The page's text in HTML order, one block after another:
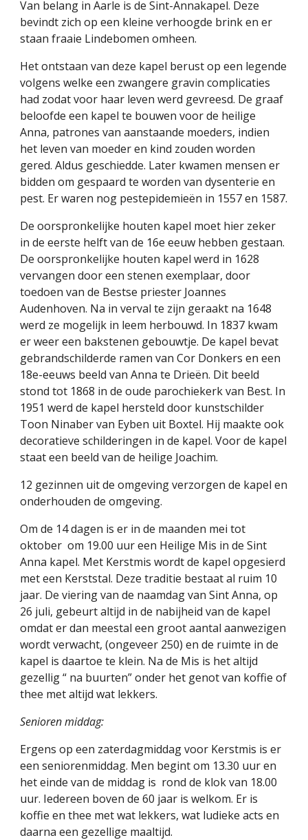
Van belang in Aarle is de Sint-Annakapel. Deze
bevindt zich op een kleine verhoogde brink en er
staan fraaie Lindebomen omheen.
Het ontstaan van deze kapel berust op een legende
volgens welke een zwangere gravin complicaties
had zodat voor haar leven werd gevreesd. De graaf
beloofde een kapel te bouwen voor de heilige
Anna, patrones van aanstaande moeders, indien
het leven van moeder en kind zouden worden
gered. Aldus geschiedde. Later kwamen mensen er
bidden om gespaard te worden van dysenterie en
pest. Er waren nog pestepidemieën in 1557 en 1587.
De oorspronkelijke houten kapel moet hier zeker
in de eerste helft van de 16e eeuw hebben gestaan.
De oorspronkelijke houten kapel werd in 1628
vervangen door een stenen exemplaar, door
toedoen van de Bestse priester Joannes
Audenhoven. Na in verval te zijn geraakt na 1648
werd ze mogelijk in leem herbouwd. In 1837 kwam
er weer een bakstenen gebouwtje. De kapel bevat
gebrandschilderde ramen van Cor Donkers en een
18e-eeuws beeld van Anna te Drieën. Dit beeld
stond tot 1868 in de oude parochiekerk van Best. In
1951 werd de kapel hersteld door kunstschilder
Toon Ninaber van Eyben uit Boxtel. Hij maakte ook
decoratieve schilderingen in de kapel. Voor de kapel
staat een beeld van de heilige Joachim.
12 gezinnen uit de omgeving verzorgen de kapel en
onderhouden de omgeving.
Om de 14 dagen is er in de maanden mei tot
oktober  om 19.00 uur een Heilige Mis in de Sint
Anna kapel. Met Kerstmis wordt de kapel opgesierd
met een Kerststal. Deze traditie bestaat al ruim 10
jaar. De viering van de naamdag van Sint Anna, op
26 juli, gebeurt altijd in de nabijheid van de kapel
omdat er dan meestal een groot aantal aanwezigen
wordt verwacht, (ongeveer 250) en de ruimte in de
kapel is daartoe te klein. Na de Mis is het altijd
gezellig “ na buurten” onder het genot van koffie of
thee met altijd wat lekkers.
Senioren middag:
Ergens op een zaterdagmiddag voor Kerstmis is er
een seniorenmiddag. Men begint om 13.30 uur en
het einde van de middag is  rond de klok van 18.00
uur. Iedereen boven de 60 jaar is welkom. Er is
koffie en thee met wat lekkers, wat ludieke acts en
daarna een gezellige maaltijd.